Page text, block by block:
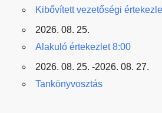
Kibővített vezetőségi
2026. 08. 25.
Alakuló értekezlet 8:00
2026. 08. 25. -2026. 08. 27.
Tankönyvosztás